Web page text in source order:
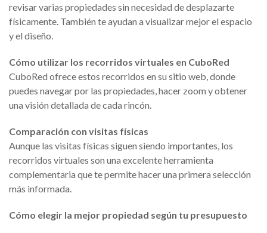
revisar varias propiedades sin necesidad de desplazarte
físicamente. También te ayudan a visualizar mejor el espacio
y el diseño.
Cómo utilizar los recorridos virtuales en CuboRed
CuboRed ofrece estos recorridos en su sitio web, donde
puedes navegar por las propiedades, hacer zoom y obtener
una visión detallada de cada rincón.
Comparación con visitas físicas
Aunque las visitas físicas siguen siendo importantes, los
recorridos virtuales son una excelente herramienta
complementaria que te permite hacer una primera selección
más informada.
Cómo elegir la mejor propiedad según tu presupuesto